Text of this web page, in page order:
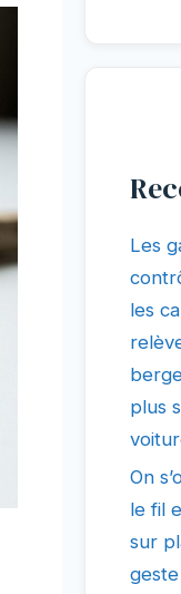
Les
les
plus
On
le fil
sur
geste